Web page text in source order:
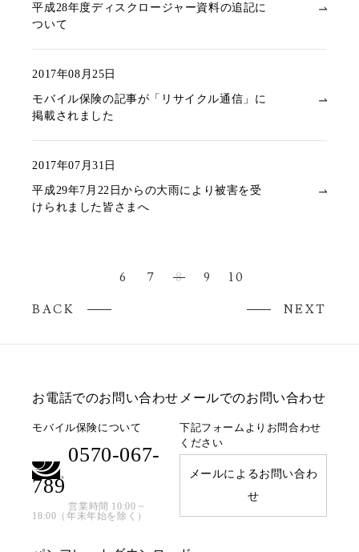
平成28年度ディスクロージャー資料の追記に
ついて
2017年08月25日
モバイル保険の記事が「リサイクル通信」に
掲載されました
2017年07月31日
平成29年7月22日からの大雨により被害を受
けられました皆さまへ
BACK
6 7 8 9 10
NEXT
お電話でのお問い合わせ
モバイル保険について
0570-067-
789
営業時間 10:00 ~
18:00（年末年始を除く）
メールでのお問い合わせ
下記フォームよりお問合わせ
ください
メールによるお問い合わ
せ